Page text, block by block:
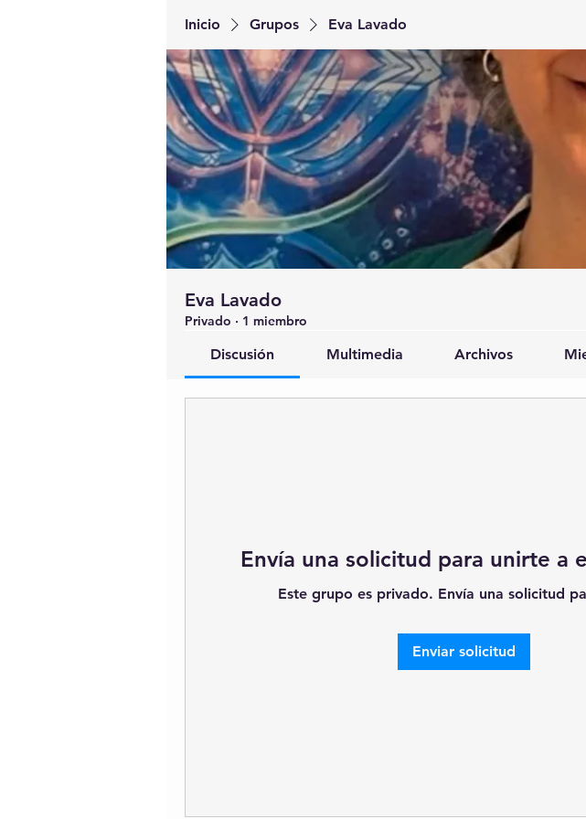
Inicio Grupos Eva Lavado
Eva Lavado
Privado · 1 miembro
Discusión Multimedia Archivos
Envía una solicitud para unirte a
Este grupo es privado. Envía una solicitud
Enviar solicitud